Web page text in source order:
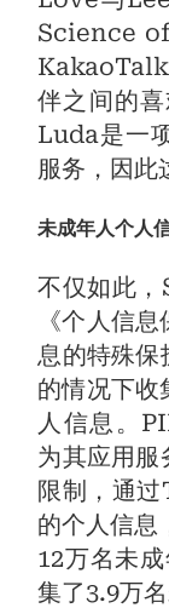
Science
伴之间的
Luda是一
服务，因此
未成年人个人
不仅如此
《个人信
息的特殊保
的情况下收
人信息。
为其应用服
限制，通
的个人信
12万名未
集了3.9万